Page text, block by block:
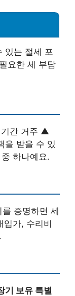
있는 절세 포
요한 세 부담
기간 거주 ▲
을 받을 수 있
하나예요.
증명하면 세
입가, 수리비
기 보유 특별